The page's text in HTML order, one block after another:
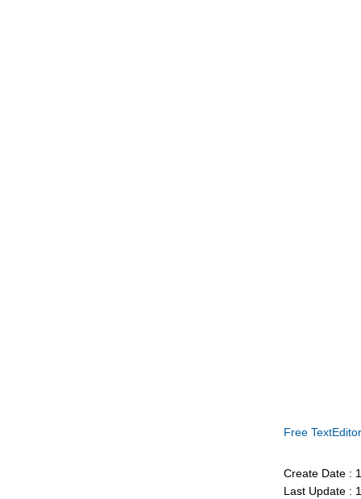
Free TextEditor
Create Date :
Last Update :